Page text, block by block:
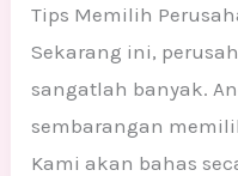
Tips Memilih
Sekarang ini,
sangatlah banyak.
sembarangan
Kami akan bahas